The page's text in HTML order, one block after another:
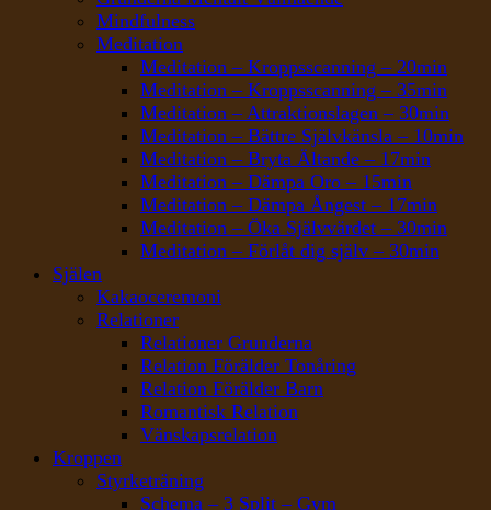
Mindfulness
Meditation
Meditation – Kroppsscanning – 20min
Meditation – Kroppsscanning – 35min
Meditation – Attraktionslagen – 30min
Meditation – Bättre Självkänsla – 10min
Meditation – Bryta Ältande – 17min
Meditation – Dämpa Oro – 15min
Meditation – Dämpa Ångest – 17min
Meditation – Öka Självvärdet – 30min
Meditation – Förlåt dig själv – 30min
Själen
Kakaoceremoni
Relationer
Relationer Grunderna
Relation Förälder Tonåring
Relation Förälder Barn
Romantisk Relation
Vänskapsrelation
Kroppen
Styrketräning
Schema – 3 Split – Gym